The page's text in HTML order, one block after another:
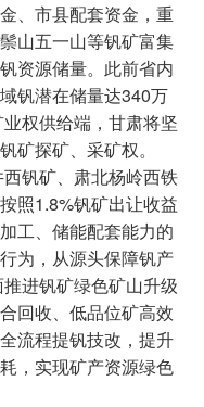
、市县配套资金，重
山五一山等钒矿富集
资源储量。此前省内
钒潜在储量达340万
权供给端，甘肃将坚
矿探矿、采矿权。
钒矿、肃北杨岭西铁
照1.8%钒矿出让收益
工、储能配套能力的
为，从源头保障钒产
进钒矿绿色矿山升级
回收、低品位矿高效
流程提钒技改，提升
，实现矿产资源绿色